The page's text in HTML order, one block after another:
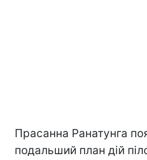
Прасанна Ранатунга
подальший план дій